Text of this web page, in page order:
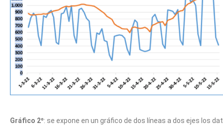
Gráfico 2º: se expone en un gráfico de dos líneas a dos ejes los